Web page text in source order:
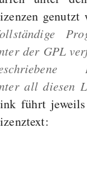
genutzt
der GPL
all diesen
führt jeweils